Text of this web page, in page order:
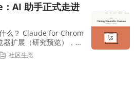
AI 助手正式走进
么？ Claude for Chrom
扩展（研究预览），让
见你所见”、在侧边栏与
社区生态